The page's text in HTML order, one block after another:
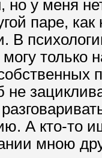
у меня
паре,
В
только
не
А кто-то
мною